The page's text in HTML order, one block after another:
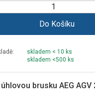
Do Košíku
skladem < 10 ks
skladem <500 ks
brusku AEG AGV